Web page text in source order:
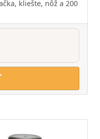
kliešte, nôž a 200